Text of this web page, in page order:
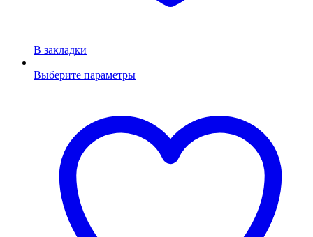
В закладки
Выберите параметры